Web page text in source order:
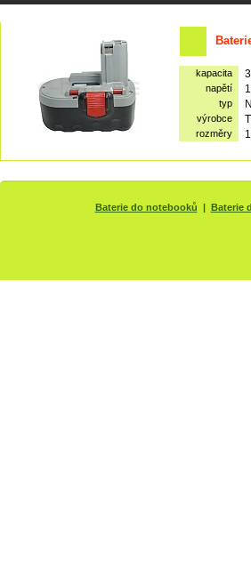
kapacita
napětí
typ
výrobce
rozměry
Baterie do notebooků | Baterie